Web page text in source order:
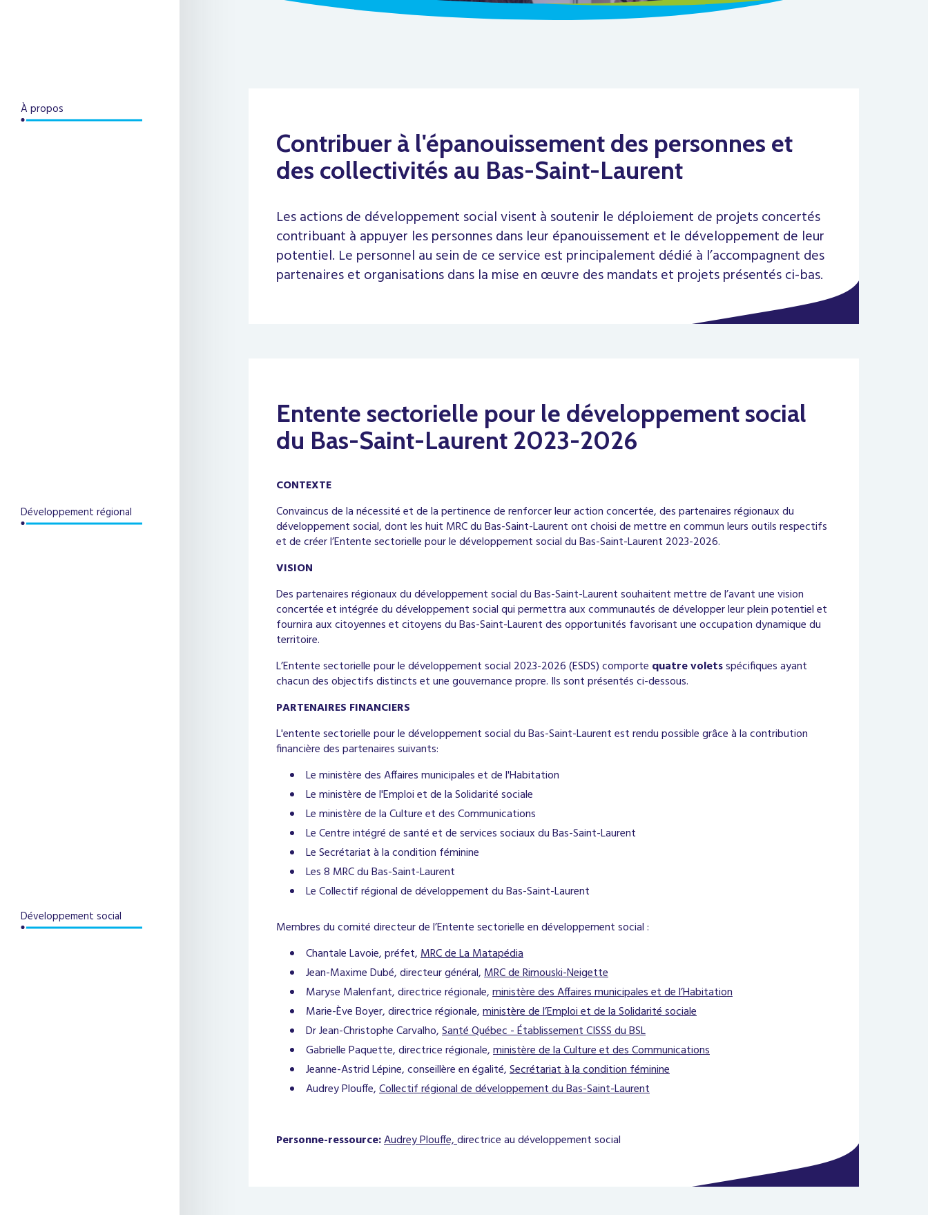
À propos
Développement régional
Développement social
Contribuer à l'épanouissement des personnes et
des collectivités au Bas-Saint-Laurent
Les actions de développement social visent à soutenir le déploiement de projets concertés
contribuant à appuyer les personnes dans leur épanouissement et le développement de leur
potentiel. Le personnel au sein de ce service est principalement dédié à l’accompagnent des
partenaires et organisations dans la mise en œuvre des mandats et projets présentés ci-bas.
Entente sectorielle pour le développement social
du Bas-Saint-Laurent 2023-2026
CONTEXTE
Convaincus de la nécessité et de la pertinence de renforcer leur action concertée, des partenaires régionaux du
développement social, dont les huit MRC du Bas-Saint-Laurent ont choisi de mettre en commun leurs outils respectifs
et de créer l’Entente sectorielle pour le développement social du Bas-Saint-Laurent 2023-2026.
VISION
Des partenaires régionaux du développement social du Bas-Saint-Laurent souhaitent mettre de l’avant une vision
concertée et intégrée du développement social qui permettra aux communautés de développer leur plein potentiel et
fournira aux citoyennes et citoyens du Bas-Saint-Laurent des opportunités favorisant une occupation dynamique du
territoire.
L’Entente sectorielle pour le développement social 2023-2026 (ESDS) comporte quatre voletsspécifiques ayant
chacun des objectifs distincts et une gouvernance propre. Ils sont présentés ci-dessous.
PARTENAIRES FINANCIERS
L'entente sectorielle pour le développement social du Bas-Saint-Laurent est rendu possible grâce à la contribution
financière des partenaires suivants:
Le ministère des Affaires municipales et de l'Habitation
Le ministère de l'Emploi et de la Solidarité sociale
Le ministère de la Culture et des Communications
Le Centre intégré de santé et de services sociaux du Bas-Saint-Laurent
Le Secrétariat à la condition féminine
Les 8 MRC du Bas-Saint-Laurent
Le Collectif régional de développement du Bas-Saint-Laurent
Membres du comité directeur de l’Entente sectorielle en développement social :
Chantale Lavoie, préfet,MRC de La Matapédia
Jean-Maxime Dubé, directeur général,MRC de Rimouski-Neigette
Maryse Malenfant, directrice régionale,ministère des Affaires municipales et de l’Habitation
Marie-Ève Boyer, directrice régionale,ministère de l’Emploi et de la Solidarité sociale
Dr Jean-Christophe Carvalho,Santé Québec - Établissement CISSS du BSL
Gabrielle Paquette, directrice régionale,ministère de la Culture et des Communications
Jeanne-Astrid Lépine, conseillère en égalité,Secrétariat à la condition féminine
Audrey Plouffe,Collectif régional de développement du Bas-Saint-Laurent
Personne-ressource:Audrey Plouffe,directrice au développement social